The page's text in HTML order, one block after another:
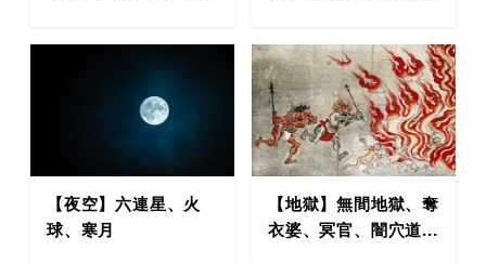
【夜空】六連星、火
球、寒月
【地獄】無間地獄、奪
衣婆、冥官、闇穴道...